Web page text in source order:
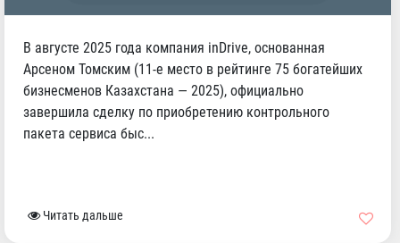
В августе 2025 года компания inDrive, основанная
Арсеном Томским (11-е место в рейтинге 75 богатейших
бизнесменов Казахстана — 2025), официально
завершила сделку по приобретению контрольного
пакета сервиса быс...
Читать дальше